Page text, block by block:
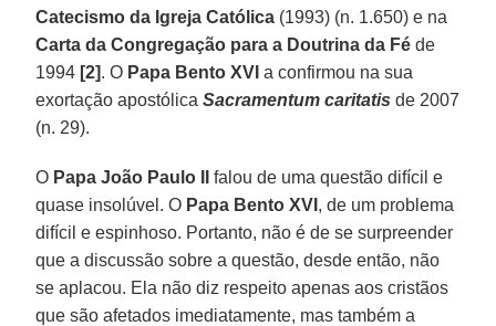
Catecismo da Igreja Católica (1993) (n. 1.650) e na
Carta da Congregação para a Doutrina da Fé de
1994 [2]. O Papa Bento XVI a confirmou na sua
exortação apostólicaSacramentum caritatis de 2007
(n. 29).
O Papa João Paulo II
falou de uma questão difícil e
quase insolúvel. O Papa Bento XVI , de um problema
difícil e espinhoso. Portanto, não é de se surpreender
que a discussão sobre a questão, desde então, não
se aplacou. Ela não diz respeito apenas aos cristãos
que são afetados imediatamente, mas também a